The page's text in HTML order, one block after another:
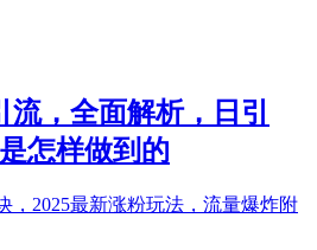
，全面解析，日引
怎样做到的